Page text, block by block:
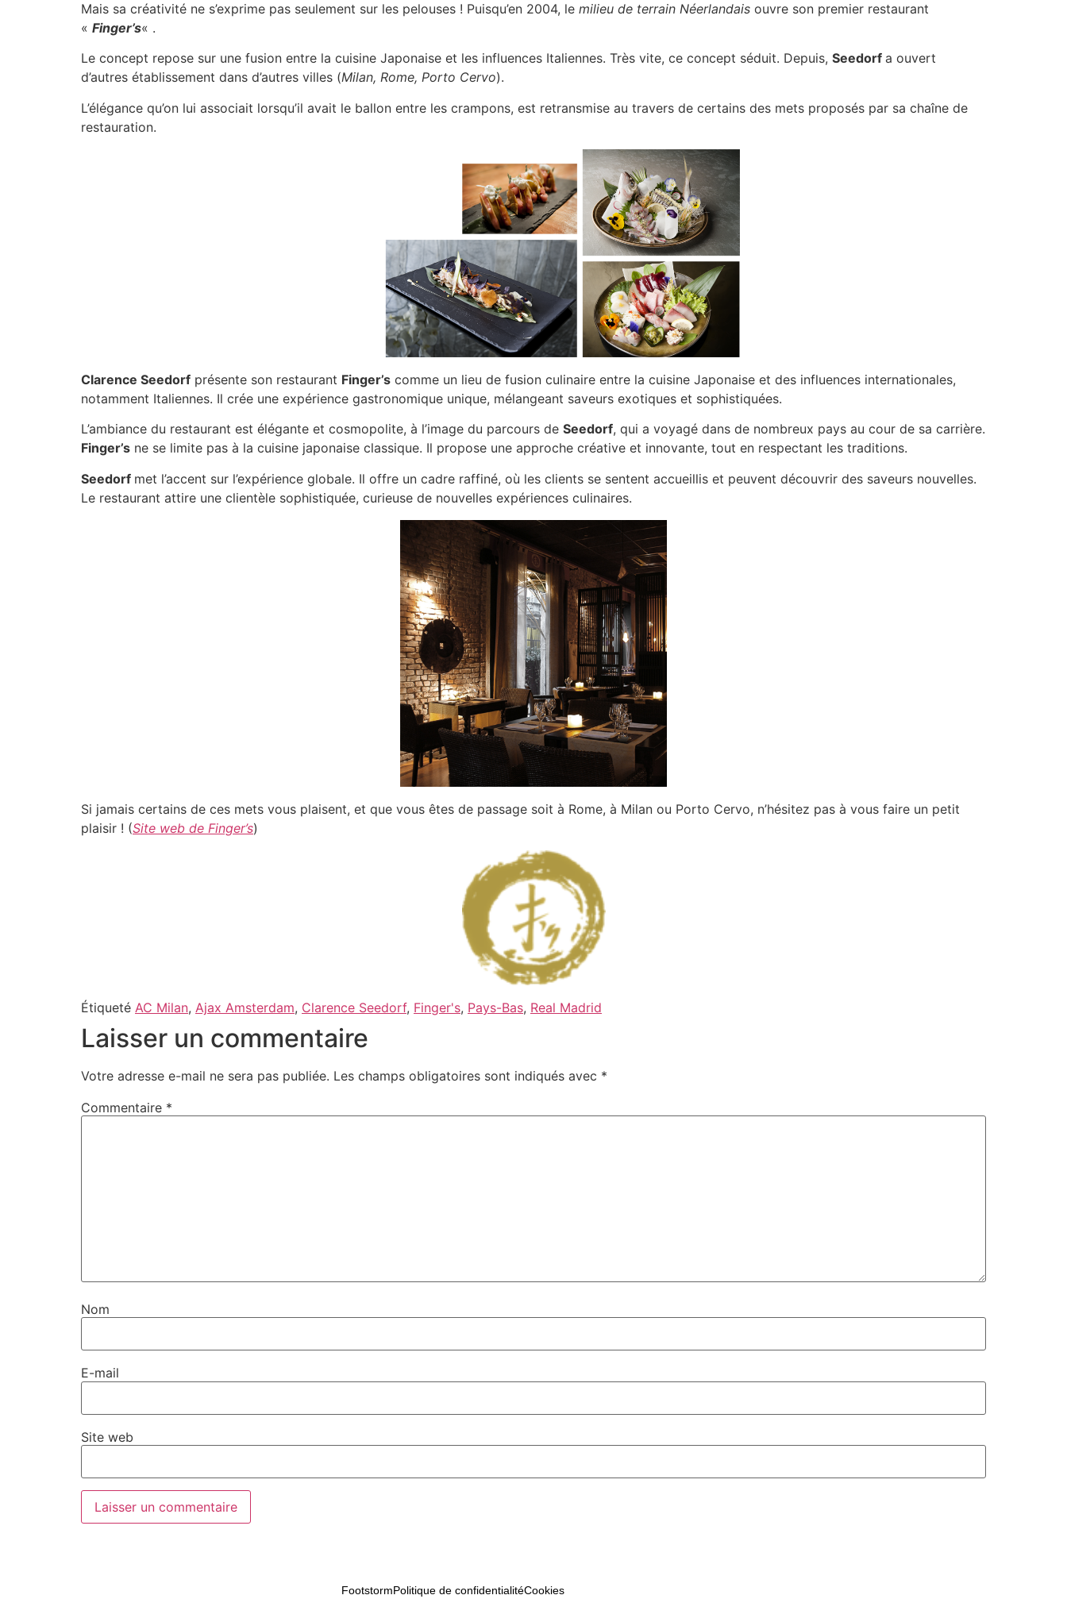
Mais sa créativité ne s’exprime pas seulement sur les pelouses ! Puisqu’en 2004, le milieu de terrain Néerlandais ouvre son premier restaurant
« Finger’s« .
Le concept repose sur une fusion entre la cuisine Japonaise et les influences Italiennes. Très vite, ce concept séduit. Depuis, Seedorf a ouvert
d’autres établissement dans d’autres villes (Milan, Rome, Porto Cervo).
L’élégance qu’on lui associait lorsqu’il avait le ballon entre les crampons, est retransmise au travers de certains des mets proposés par sa chaîne de
restauration.
Clarence Seedorf présente son restaurant Finger’s comme un lieu de fusion culinaire entre la cuisine Japonaise et des influences internationales,
notamment Italiennes. Il crée une expérience gastronomique unique, mélangeant saveurs exotiques et sophistiquées.
L’ambiance du restaurant est élégante et cosmopolite, à l’image du parcours de Seedorf, qui a voyagé dans de nombreux pays au cour de sa carrière.
Finger’s ne se limite pas à la cuisine japonaise classique. Il propose une approche créative et innovante, tout en respectant les traditions.
Seedorf met l’accent sur l’expérience globale. Il offre un cadre raffiné, où les clients se sentent accueillis et peuvent découvrir des saveurs nouvelles.
Le restaurant attire une clientèle sophistiquée, curieuse de nouvelles expériences culinaires.
Si jamais certains de ces mets vous plaisent, et que vous êtes de passage soit à Rome, à Milan ou Porto Cervo, n’hésitez pas à vous faire un petit
plaisir ! (Site web de Finger’s)
Étiqueté AC Milan, Ajax Amsterdam, Clarence Seedorf, Finger's, Pays-Bas, Real Madrid
Laisser un commentaire
Votre adresse e-mail ne sera pas publiée. Les champs obligatoires sont indiqués avec *
Commentaire *
Nom
E-mail
Site web
FootstormPolitique de confidentialitéCookies